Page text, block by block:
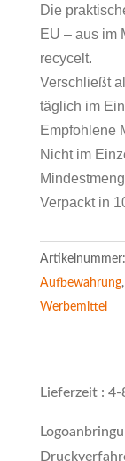
Die
EU – aus im
recycelt.
Verschließt
täglich im
Empfohlene
Nicht im
Verpackt in
Artikelnummer:
Aufbewahrung,
Werbemittel
Lieferzeit :